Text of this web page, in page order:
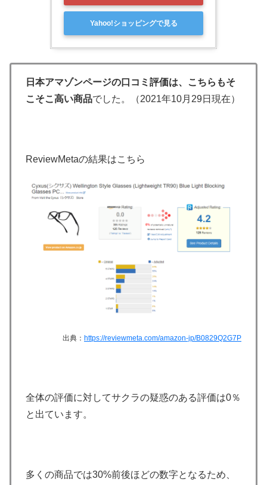
Yahoo!ショッピングで見る
日本アマゾンページの口コミ評価は、こちらもそ
こそこ高い商品でした。（2021年10月29日現在）
ReviewMetaの結果はこちら
出典： https://reviewmeta.com/amazon-jp/B0829Q2G7P
全体の評価に対してサクラの疑惑のある評価は0％
と出ています。
多くの商品では30%前後ほどの数字となるため、